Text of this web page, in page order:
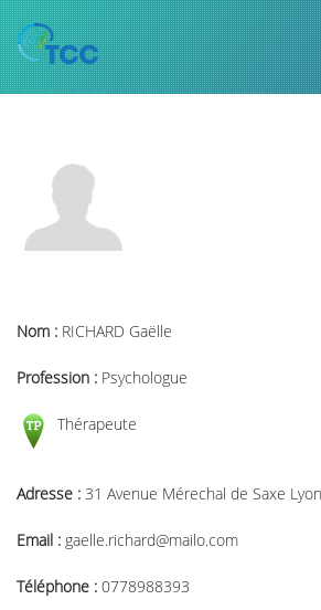
Nom : RICHARD Gaëlle
Profession : Psychologue
Thérapeute
Adresse : 31 Avenue Mérechal de Saxe
Email : gaelle.richard@mailo.com
Téléphone : 0778988393